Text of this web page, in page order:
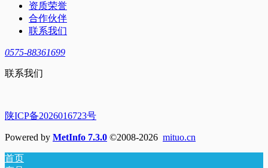
资质荣誉
合作伙伴
联系我们
0575-88361699
联系我们
陕ICP备2026016723号
Powered by MetInfo 7.3.0 ©2008-2026 mituo.cn
首页